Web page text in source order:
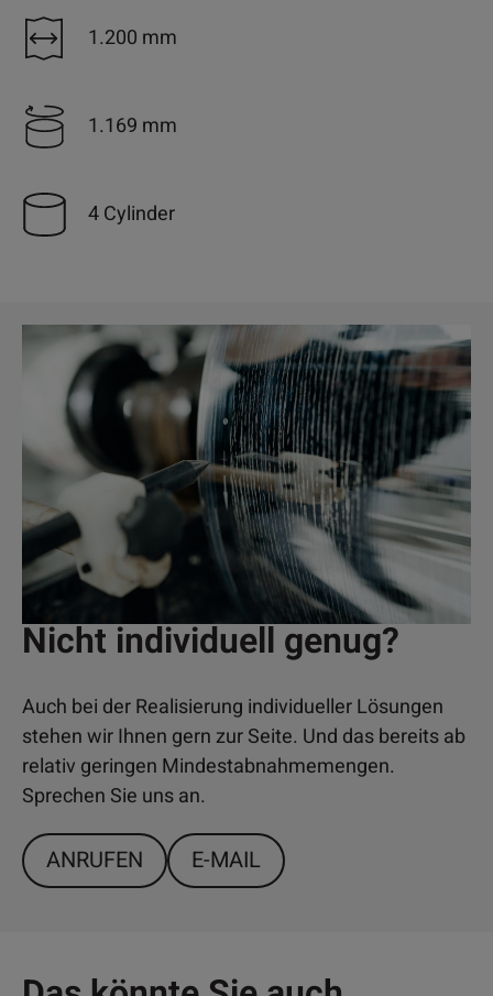
1.200 mm
1.169 mm
4 Cylinder
Nicht individuell genug?
Auch bei der Realisierung individueller Lösungen
stehen wir Ihnen gern zur Seite. Und das bereits ab
relativ geringen Mindestabnahmemengen.
Sprechen Sie uns an.
ANRUFEN E-MAIL